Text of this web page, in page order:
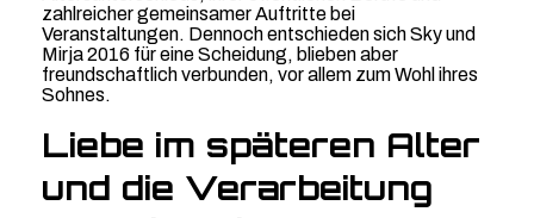
zahlreicher gemeinsamer Auftritte bei
Veranstaltungen. Dennoch entschieden sich Sky und
Mirja 2016 für eine Scheidung, blieben aber
freundschaftlich verbunden, vor allem zum Wohl ihres
Sohnes.
Liebe im späteren Alter
und die Verarbeitung